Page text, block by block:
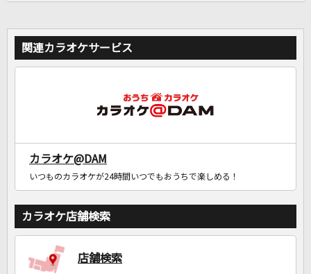
家族や友達と一緒に！練習にも！
関連カラオケサービス
カラオケ@DAM
いつものカラオケが24時間いつでもおうちで楽しめる！
カラオケ店舗検索
店舗検索